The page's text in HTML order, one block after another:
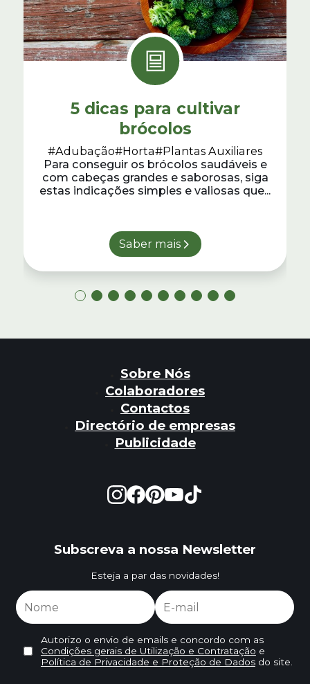
5 dicas para cultivar
brócolos
#Adubação#Horta#Plantas Auxiliares
Para conseguir os brócolos saudáveis e
com cabeças grandes e saborosas, siga
estas indicações simples e valiosas que...
Saber mais
Sobre Nós
Colaboradores
Contactos
Directório de empresas
Publicidade
Subscreva a nossa Newsletter
Esteja a par das novidades!
Autorizo o envio de emails e concordo com as
Condições gerais de Utilização e Contratação e
Política de Privacidade e Proteção de Dadosdo site.